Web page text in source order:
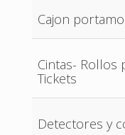
Cajon
Cintas- Rollos
Tickets
Detectores y